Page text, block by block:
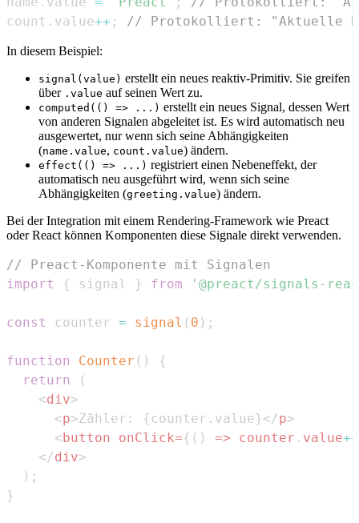
count . value++ ; // Protokolliert: "Aktuelle
In diesem Beispiel:
signal(value) erstellt ein neues reaktiv-Primitiv. Sie greifen
über .value auf seinen Wert zu.
computed(() => ...) erstellt ein neues Signal, dessen Wert
von anderen Signalen abgeleitet ist. Es wird automatisch neu
ausgewertet, nur wenn sich seine Abhängigkeiten
(name.value, count.value) ändern.
effect(() => ...) registriert einen Nebeneffekt, der
automatisch neu ausgeführt wird, wenn sich seine
Abhängigkeiten (greeting.value) ändern.
Bei der Integration mit einem Rendering-Framework wie Preact
oder React können Komponenten diese Signale direkt verwenden.
// Preact-Komponente mit Signalen
import
{ signal } from '@preact/signals-
const counter = signal ( 0 ) ;
function Counter ( )
{
return
(
<div>
<p>Zähler: { counter . value}</p>
< button onClick={ ( ) => counter . value++
</div>
) ;
}